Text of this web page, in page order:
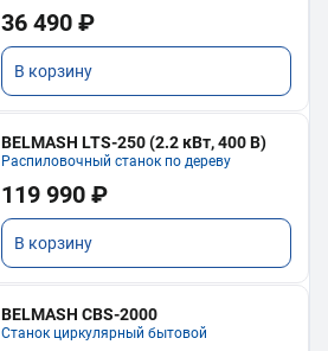
36 490 ₽
В корзину
BELMASH LTS-250 (2.2 кВт, 400 В)
Распиловочный станок по дереву
119 990 ₽
В корзину
BELMASH CBS-2000
Станок циркулярный бытовой